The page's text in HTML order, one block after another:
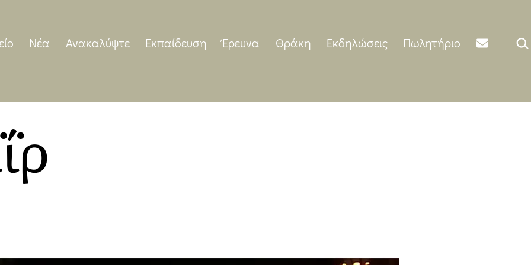
Νέα Ανακαλύψτε Εκπαίδευση Έρευνα Θράκη Εκδηλώσεις Πωλητήριο